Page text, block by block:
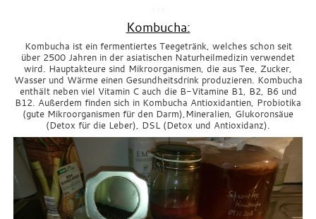
Kombucha:
Kombucha ist ein fermentiertes Teegetränk, welches schon seit
über 2500 Jahren in der asiatischen Naturheilmedizin verwendet
wird. Hauptakteure sind Mikroorganismen, die aus Tee, Zucker,
Wasser und Wärme einen Gesundheitsdrink produzieren. Kombucha
enthält neben viel Vitamin C auch die B-Vitamine B1, B2, B6 und
B12. Außerdem finden sich in Kombucha Antioxidantien, Probiotika
(gute Mikroorganismen für den Darm),Mineralien, Glukoronsäue
(Detox für die Leber), DSL (Detox und Antioxidanz).